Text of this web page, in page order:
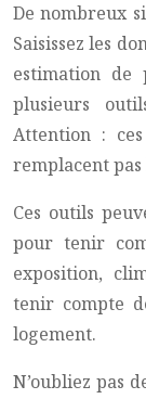
De nombreux
Saisissez les
estimation de
plusieurs
Attention :
remplacent pas
Ces outils
pour tenir
exposition,
tenir compte
logement.
N’oubliez pas